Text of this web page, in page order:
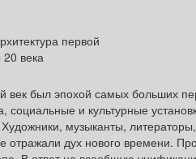
первой
века
век был эпохой самых больших
социальные и культурные
музыканты,
отражали дух нового времени.